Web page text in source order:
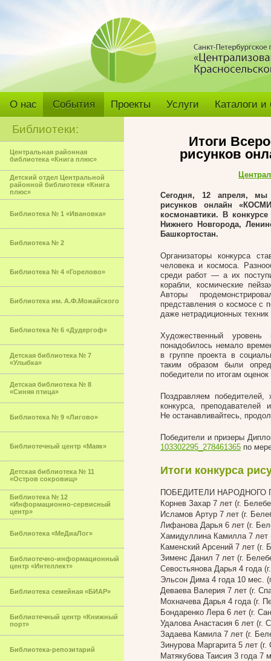
О нас События Проекты Услуги Каталоги
Библиотеки:
Центральная районная
библиотека «Книга плюс»
Детский отдел Центральной
районной библиотеки «Книга
плюс»
Библиотека № 1 «Ивановка»
Библиотека № 2
Библиотека № 4 «Горелово»
Библиотека им. А.Ф.Можайского
Библиотека № 6 «Дудергоф»
Детская библиотека № 7
«Улыбка»
Детская библиотека № 8
«Синяя птица»
Библиотека № 9 «Лигово»
Библиотечный центр «Маяк»
Детская библиотека № 11
«Остров сокровищ»
Библиотека № 12
«Информационно-сервисный
центр»
Библиотека «МеДиаЛог»
Библиотечно-информационный
центр «Интеллект»
Библиотека семейная «БИАР»
Библиотечный центр «Книжный
порт»
Библиотека-репозитарий
Итоги
рисунков
Сегодня, 12 апреля, мы
рисунков онлайн
космонавтики. В
Нижнего Новгорода,
Башкортостан.
Организаторы конкурса
человека и космоса.
среди работ — а их
корабли, космические
Авторы
представления о космосе с
даже нетрадиционных техник
Художественный
понадобилось немало
в группе проекта в
таким образом были
победители по итогам
Поздравляем
конкурса,
Не останавливайтесь,
Победители и призеры
103302295_278461365 по
Итоги конкурса
ПОБЕДИТЕЛИ НАРОДНОГО
Корнев Захар 7 лет (г.
Исламов Артур 7 лет (г.
Лифанова Дарья 6 лет (г.
Хамидуллина Камилла 7 лет
Каменский Арсений 7 лет (г.
Зименс Данил 7 лет (г.
Севостьянова Дарья 4 года
Эльсон Дима 4 года 10 мес.
Деваева Валерия 7 лет (г.
Мохначева Дарья 4 года (г.
Бондаренко Лера 6 лет (г.
Удалова Анастасия 6 лет (г.
Задаева Камила 7 лет (г.
Зинурова Маргарита 5 лет (г.
Матякубова Таисия 3 года 7